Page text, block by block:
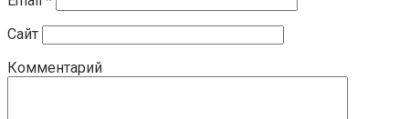
Сайт
Комментарий